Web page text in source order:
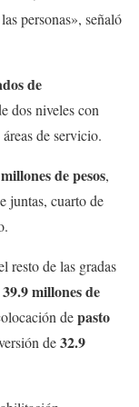
personas», señaló
de
dos niveles con
de servicio.
de pesos,
juntas, cuarto de
resto de las gradas
39.9 millones de
depasto
de32.9